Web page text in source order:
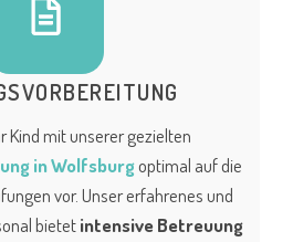
Kind mit unserer gezielten
in Wolfsburgoptimal auf die
vor. Unser erfahrenes und
bietetintensive Betreuung